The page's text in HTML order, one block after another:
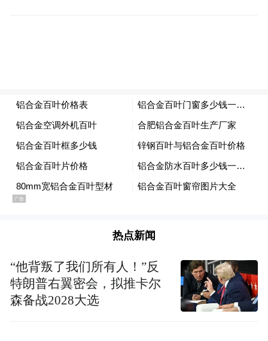
参与此次活动的凤凰“宝”贝小记者
湖南省鲲鹏生态创新中心是鲲鹏生态在湖南
落地的重要承载，将聚焦优势软件企业、聚
合软硬件产业合作伙伴，共同培育软件生
态、人才培养和孵化标准，是国内领先的鲲
千行百业国产化应用开发和移植提供服务。
活动伊始，鲲鹏生态创新中心的综合部部长
闫萍萍带领小记者们参观展厅，了解与生活
息息相关的智慧教育、智慧医疗、智慧交
热点新闻
“他背叛了我们所有人！”反
特朗普右翼密会，拟推卡尔
森备战2028大选